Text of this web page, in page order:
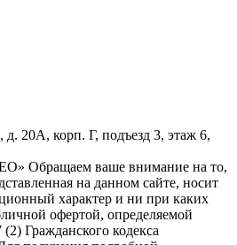
д. 20А, корп. Г, подъезд 3, этаж 6,
Обращаем ваше внимание на то,
на данном сайте, носит
характер и ни при каких
офертой, определяемой
Гражданского кодекса